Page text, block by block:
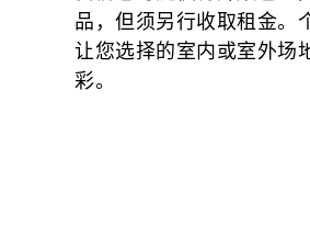
品，但须另行收取租金。
让您选择的室内或室外场
彩。